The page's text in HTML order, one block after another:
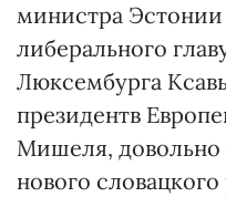
министра
либерального
Люксембурга
президентв
Мишеля, довольно
нового